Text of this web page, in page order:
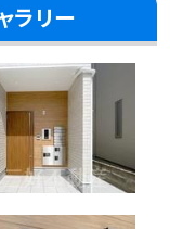
ラリー